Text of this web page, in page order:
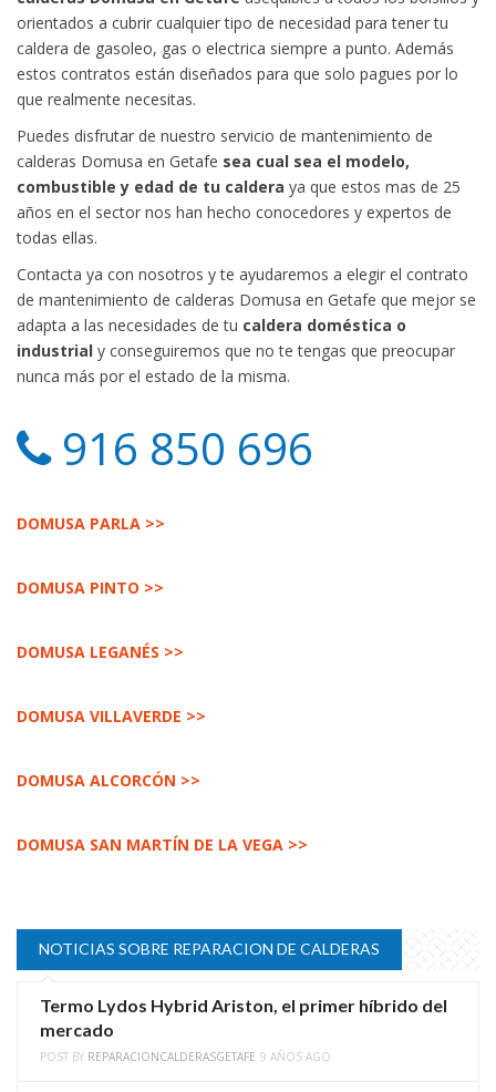
orientados a cubrir cualquier tipo de necesidad para tener tu
caldera de gasoleo, gas o electrica siempre a punto. Además
estos contratos están diseñados para que solo pagues por lo
que realmente necesitas.
Puedes disfrutar de nuestro servicio de mantenimiento de
calderas Domusa en Getafe sea cual sea el modelo,
combustible y edad de tu caldera ya que estos mas de 25
años en el sector nos han hecho conocedores y expertos de
todas ellas.
Contacta ya con nosotros y te ayudaremos a elegir el contrato
de mantenimiento de calderas Domusa en Getafe que mejor se
adapta a las necesidades de tu caldera doméstica o
industrial y conseguiremos que no te tengas que preocupar
nunca más por el estado de la misma.
916 850 696
DOMUSA PARLA >>
DOMUSA PINTO >>
DOMUSA LEGANÉS >>
DOMUSA VILLAVERDE >>
DOMUSA ALCORCÓN >>
DOMUSA SAN MARTÍN DE LA VEGA >>
NOTICIAS SOBRE REPARACION DE CALDERAS
Termo Lydos Hybrid Ariston, el primer híbrido del
mercado
POST BY REPARACIONCALDERASGETAFE 9 AÑOS AGO